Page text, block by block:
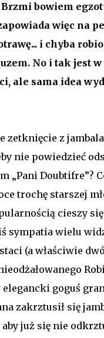
Brzmi bowiem
więc na
i chyba
No i tak jest w
ale sama idea
zetknięcie z
nie powiedzieć
„Pani Doubtifre”?
trochę starszej
cieszy
sympatia wielu
(a właściwie
goguś
zakrztusił się
aby już się nie